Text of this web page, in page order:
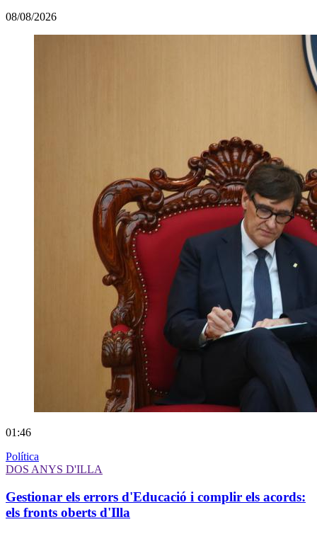
08/08/2026
01:46
Política
DOS ANYS D'ILLA
Gestionar els errors d'Educació i complir els acords:
els fronts oberts d'Illa